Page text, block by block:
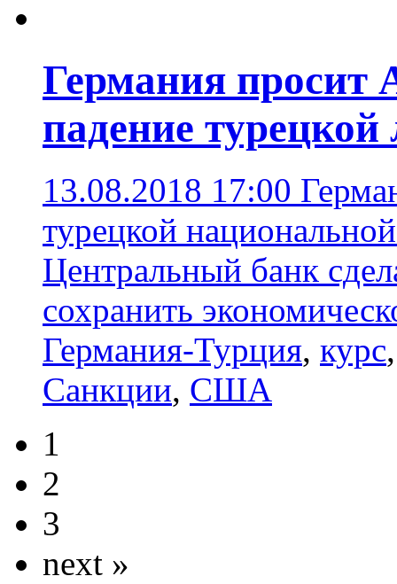
Германия просит
падение
13.08.2018 17:00
турецкой
Центральный банк
сохранить
Германия-Турция, курс
Санкции, США
1
2
3
next »